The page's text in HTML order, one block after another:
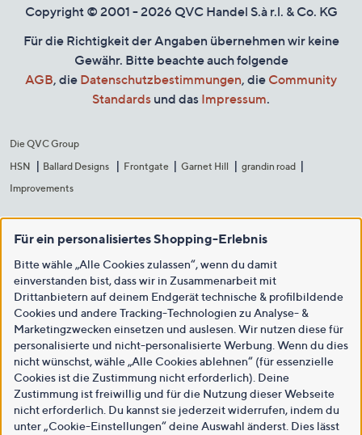
Copyright © 2001 - 2026 QVC Handel S.à r.l. & Co. KG
Für die Richtigkeit der Angaben übernehmen wir keine
Gewähr. Bitte beachte auch folgende
AGB, die Datenschutzbestimmungen, die Community
Standards und das Impressum.
Die QVC Group
HSN
Ballard Designs Frontgate Garnet Hill
grandin road
Improvements
Für ein personalisiertes Shopping-Erlebnis
Bitte wähle „Alle Cookies zulassen“, wenn du damit
einverstanden bist, dass wir in Zusammenarbeit mit
Drittanbietern auf deinem Endgerät technische & profilbildende
Cookies und andere Tracking-Technologien zu Analyse- &
Marketingzwecken einsetzen und auslesen. Wir nutzen diese für
personalisierte und nicht-personalisierte Werbung. Wenn du dies
nicht wünschst, wähle „Alle Cookies ablehnen“ (für essenzielle
Cookies ist die Zustimmung nicht erforderlich). Deine
Zustimmung ist freiwillig und für die Nutzung dieser Webseite
nicht erforderlich. Du kannst sie jederzeit widerrufen, indem du
unter „Cookie-Einstellungen“ deine Auswahl änderst. Dies lässt